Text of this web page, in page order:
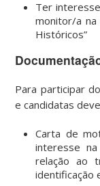
Ter
monitor/a na
Históricos”
Para participar
e candidatas
Carta de
interesse
relação ao
identificação